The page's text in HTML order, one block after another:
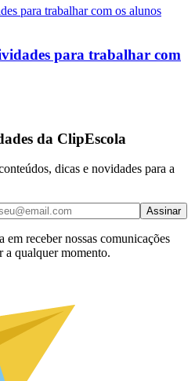
para trabalhar com
da ClipEscola
dicas e novidades para a
Assinar
receber nossas comunicações
a qualquer momento.